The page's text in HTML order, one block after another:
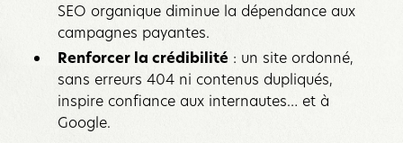
SEO organique diminue la dépendance aux
campagnes payantes.
Renforcer la crédibilité : un site ordonné,
sans erreurs 404 ni contenus dupliqués,
inspire confiance aux internautes… et à
Google.‍‍